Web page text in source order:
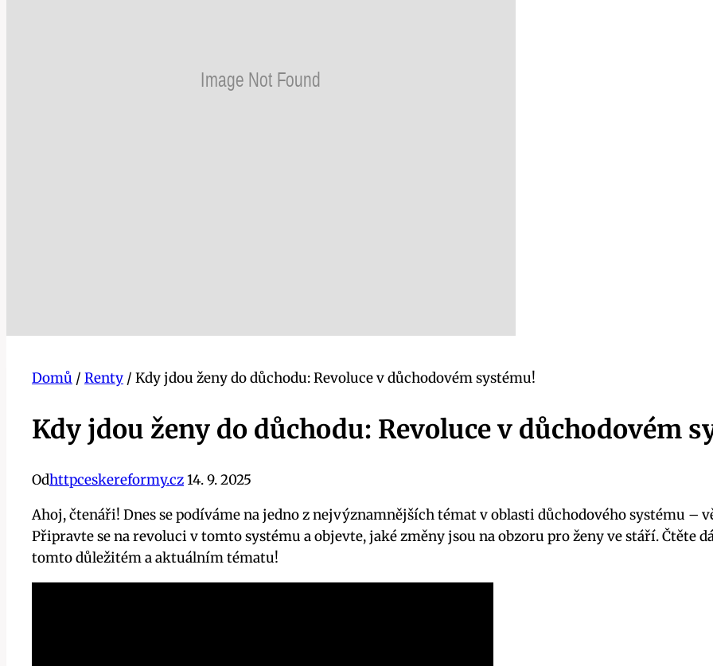
Domů / Renty / Kdy jdou ženy do důchodu: Revoluce v důchodovém systému!
Kdy jdou ženy do důchodu: Revoluce v důchodovém
Odhttpceskereformy.cz14. 9. 2025
Ahoj, čtenáři! Dnes se podíváme na jedno z nejvýznamnějších témat v oblasti důchodového systému –
Připravte se na revoluci v tomto systému a objevte, jaké změny jsou na obzoru pro ženy ve stáří. Čtěte
tomto důležitém a aktuálním tématu!